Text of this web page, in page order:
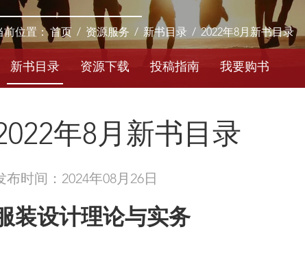
前位置：首页 / 资源服务 / 新书目录 / 2022年8月新书目录
新书目录 资源下载 投稿指南 我要购书
年8月新书目录
布时间：2024年08月26日
装设计理论与实务